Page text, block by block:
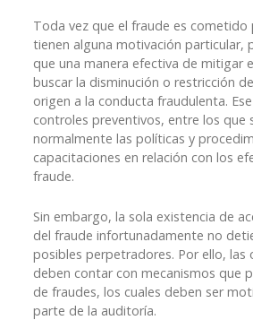
Toda vez que el fraude es cometido
tienen alguna motivación particular,
que una manera efectiva de mitigar
buscar la disminución o restricción
origen a la conducta fraudulenta.
controles preventivos, entre los que
normalmente las políticas y
capacitaciones en relación con los
fraude.
Sin embargo, la sola existencia de
del fraude infortunadamente no
posibles perpetradores. Por ello, las
deben contar con mecanismos que
de fraudes, los cuales deben ser
parte de la auditoría.